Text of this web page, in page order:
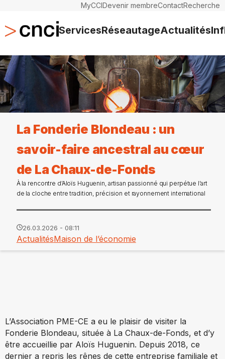
MyCCIDevenir membreContactRecherche
ServicesRéseautageActualités
La Fonderie Blondeau : un
savoir-faire ancestral au cœur
de La Chaux-de-Fonds
À la rencontre d’Aloïs Huguenin, artisan passionné qui perpétue l’art
de la cloche entre tradition, précision et rayonnement international
26.03.2026 - 08:11
ActualitésMaison de l’économie
L’Association PME-CE a eu le plaisir de visiter la
Fonderie Blondeau, située à La Chaux-de-Fonds, et d’y
être accueillie par Aloïs Huguenin. Depuis 2018, ce
dernier a repris les rênes de cette entreprise familiale et